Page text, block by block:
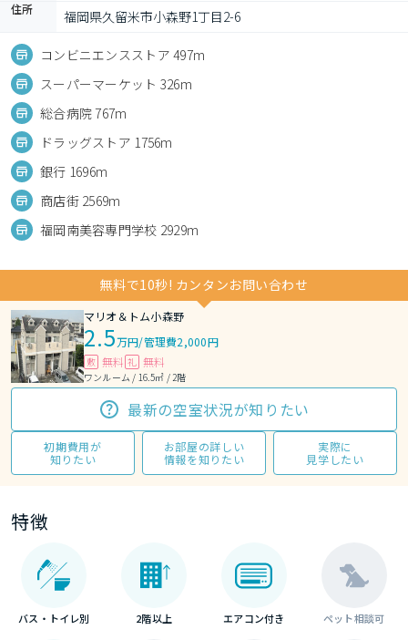
住所 福岡県久留米市小森野1丁目2-6
コンビニエンスストア 497m
スーパーマーケット 326m
総合病院 767m
ドラッグストア 1756m
銀行 1696m
商店街 2569m
福岡南美容専門学校 2929m
無料で10秒! カンタンお問い合わせ
マリオ＆トム小森野
2.5万円/管理費2,000円
敷 無料 礼 無料
ワンルーム / 16.5㎡ / 2階
最新の空室状況が知りたい
初期費用が
知りたい
お部屋の詳しい
情報を知りたい
実際に
見学したい
特徴
バス・トイレ別 2階以上 エアコン付き ペット相談可